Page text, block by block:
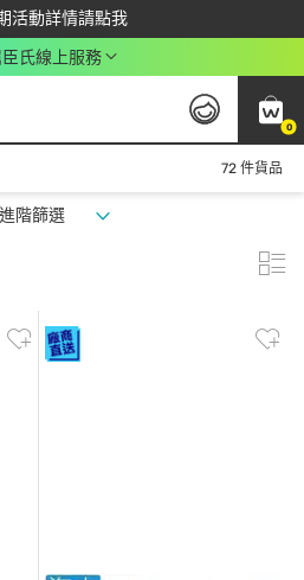
活動詳情請點我
app最高回饋$350
臣氏線上服務
0
72 件貨品
進階篩選